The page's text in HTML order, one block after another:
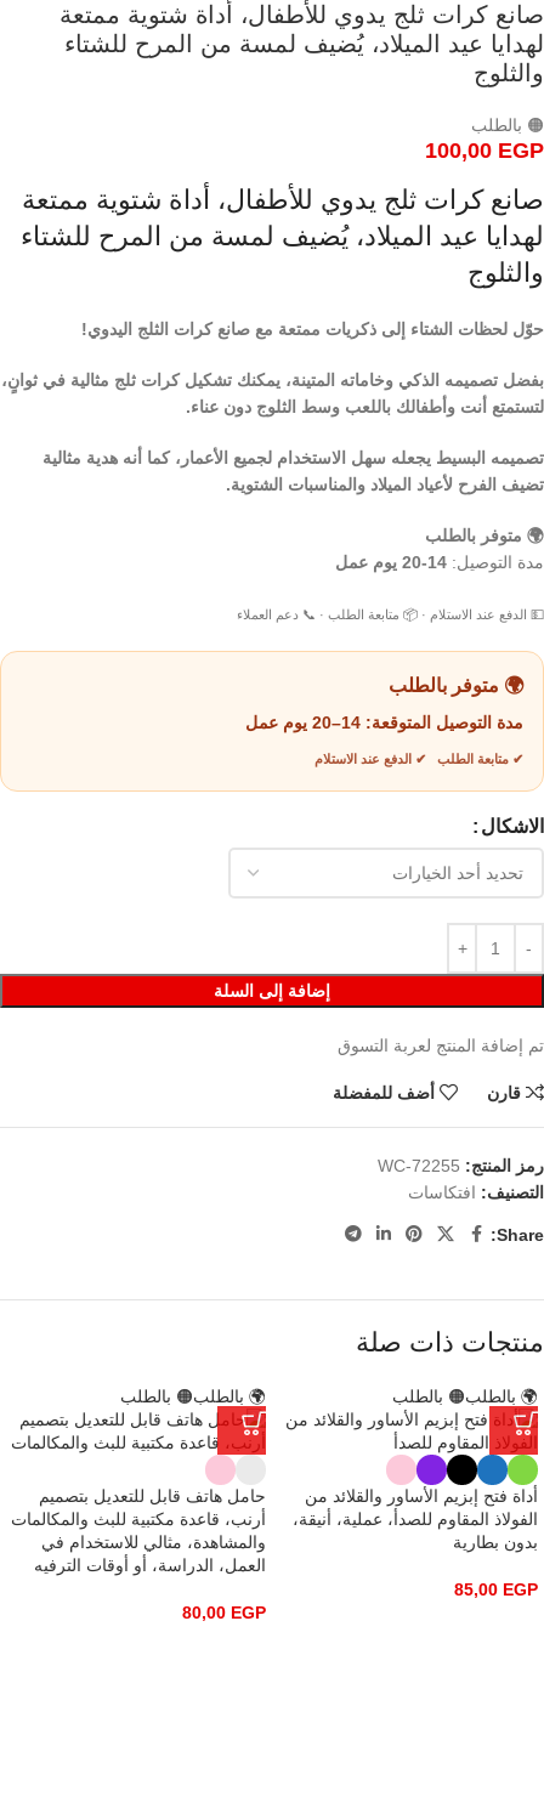
صانع كرات ثلج يدوي للأطفال، أداة شتوية ممتعة
لهدايا عيد الميلاد، يُضيف لمسة من المرح للشتاء
والثلوج
🟠 بالطلب
100,00 EGP
صانع كرات ثلج يدوي للأطفال، أداة شتوية ممتعة
لهدايا عيد الميلاد، يُضيف لمسة من المرح للشتاء
والثلوج
حوّل لحظات الشتاء إلى ذكريات ممتعة مع صانع كرات الثلج اليدوي!
بفضل تصميمه الذكي وخاماته المتينة، يمكنك تشكيل كرات ثلج مثالية في ثوانٍ،
لتستمتع أنت وأطفالك باللعب وسط الثلوج دون عناء.
تصميمه البسيط يجعله سهل الاستخدام لجميع الأعمار، كما أنه هدية مثالية
تضيف الفرح لأعياد الميلاد والمناسبات الشتوية.
🌍 متوفر بالطلب
مدة التوصيل: 14-20 يوم عمل
💵 الدفع عند الاستلام · 📦 متابعة الطلب · 📞 دعم العملاء
🌍 متوفر بالطلب
مدة التوصيل المتوقعة: 14–20 يوم عمل
✔ متابعة الطلب ✔ الدفع عند الاستلام
الاشكال
إضافة إلى السلة
تم إضافة المنتج لعربة التسوق
قارن أضف للمفضلة
رمز المنتج: WC-72255
التصنيف: افتكاسات
Share:
منتجات ذات صلة
🌍 بالطلب🟠 بالطلب
أداة فتح إبزيم الأساور والقلائد من
الفولاذ المقاوم للصدأ، عملية، أنيقة،
بدون بطارية
85,00 EGP
🌍 بالطلب🟠 بالطلب
حامل هاتف قابل للتعديل بتصميم
أرنب، قاعدة مكتبية للبث والمكالمات
والمشاهدة، مثالي للاستخدام في
العمل، الدراسة، أو أوقات الترفيه
80,00 EGP